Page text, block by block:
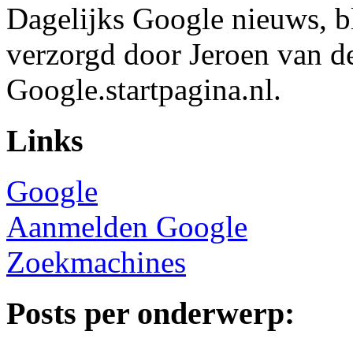
Dagelijks Google nieuws,
verzorgd door Jeroen van
Google.startpagina.nl.
Links
Google
Aanmelden Google
Zoekmachines
Posts per onderwerp: